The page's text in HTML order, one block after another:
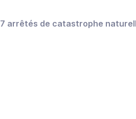
7 arrêtés de catastrophe